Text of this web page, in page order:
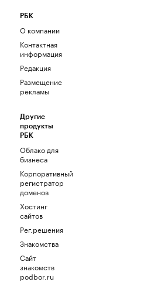
РБК
О компании
Контактная
информация
Редакция
Размещение
рекламы
Другие
продукты
РБК
Облако для
бизнеса
Корпоративный
регистратор
доменов
Хостинг
сайтов
Рег.решения
Знакомства
Сайт
знакомств
podbor.ru